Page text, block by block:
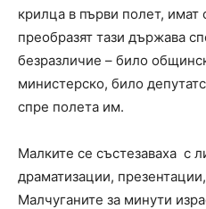
крилца в първи полет,
преобразят тази държава
безразличие – било
министерско, било
спре полета им.
Малките се състезаваха с
драматизации,
Малчуганите за минути